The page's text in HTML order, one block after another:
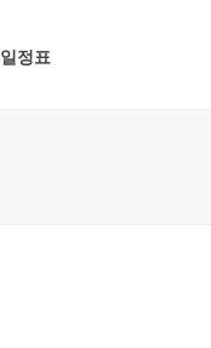
일정표